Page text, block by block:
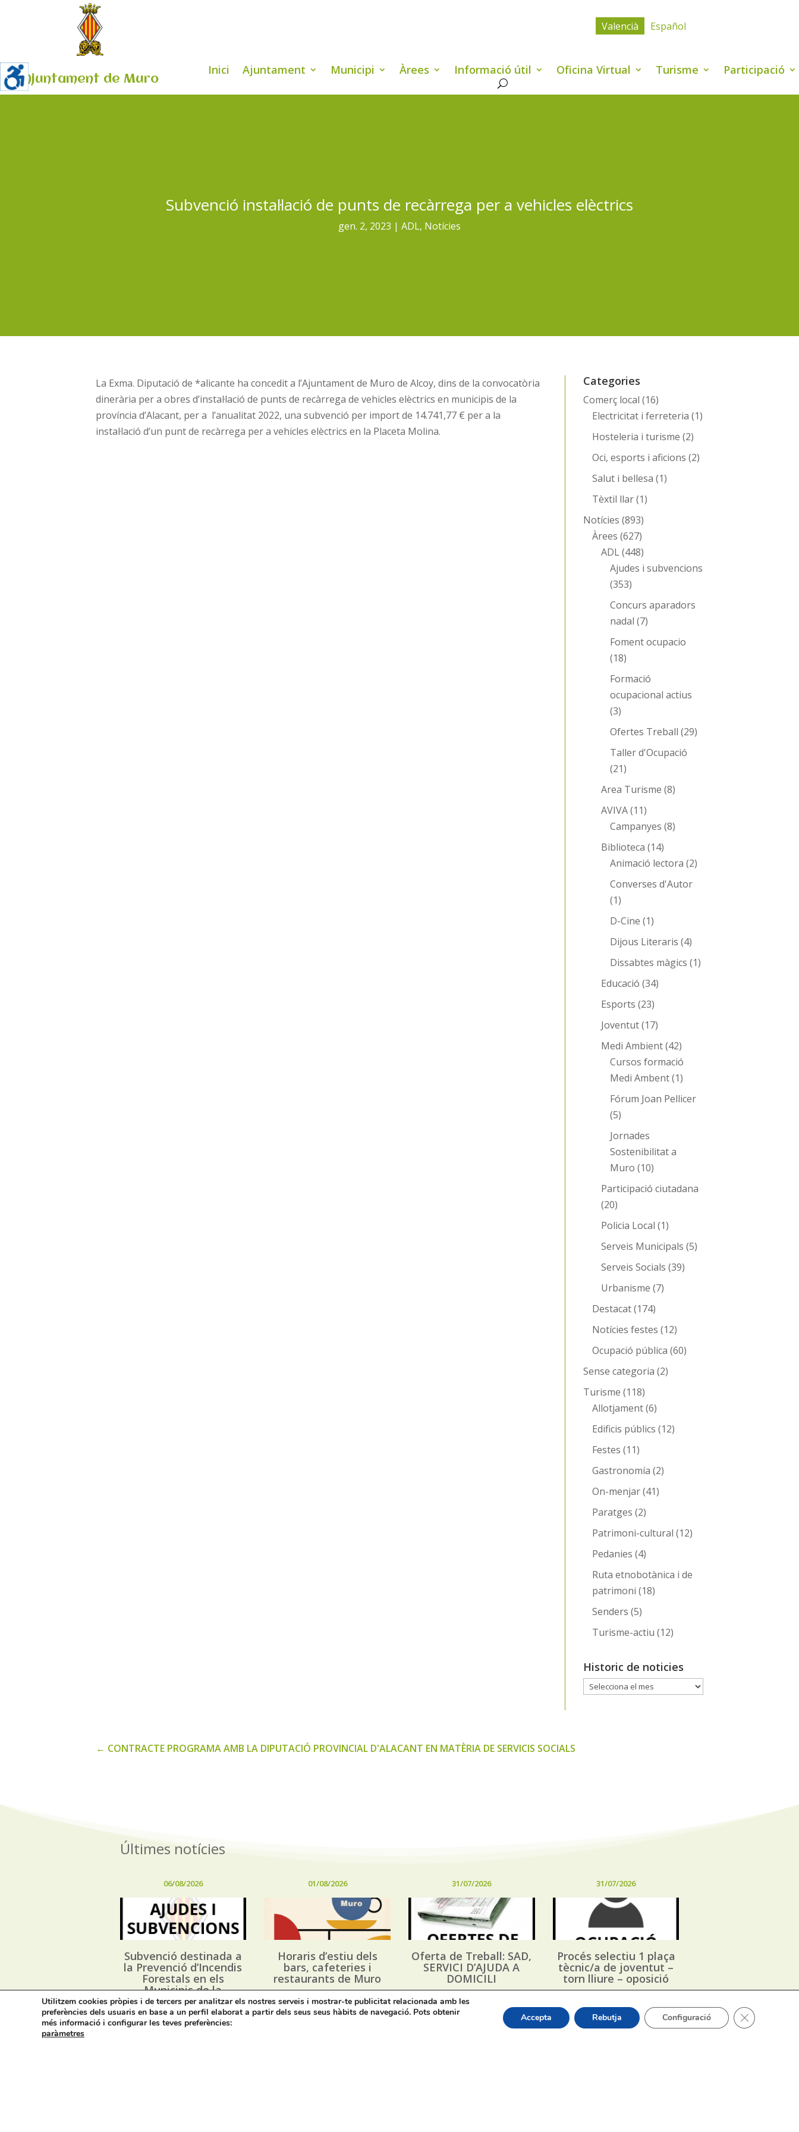
Ajuntament de Muro
Valencià Español
Inici Ajuntament Municipi Àrees Informació útil Oficina Virtual Turisme Participació
Subvenció instal·lació de punts de recàrrega per a vehicles elèctrics
gen. 2, 2023 ADL, Notícies
La Exma. Diputació de *alicante ha concedit a l’Ajuntament de Muro de Alcoy, dins de la convocatòria
dinerària per a obres d’instal·lació de punts de recàrrega de vehicles elèctrics en municipis de la
província d’Alacant, per a l’anualitat 2022, una subvenció per import de 14.741,77 € per a la
instal·lació d’un punt de recàrrega per a vehicles elèctrics en la Placeta Molina.
Categories
Comerç local (16)
Electricitat i ferreteria (1)
Hosteleria i turisme (2)
Oci, esports i aficions (2)
Salut i bellesa (1)
Tèxtil llar(1)
Notícies (893)
Àrees (627)
ADL(448)
Ajudes i subvencions
(353)
Concurs aparadors
nadal (7)
Foment ocupacio
(18)
Formació
ocupacional actius
(3)
Ofertes Treball (29)
Taller d'Ocupació
(21)
Area Turisme (8)
AVIVA(11)
Campanyes (8)
Biblioteca (14)
Animació lectora (2)
Converses d'Autor
(1)
D-Cine (1)
Dijous Literaris (4)
Dissabtes màgics (1)
Educació (34)
Esports (23)
Joventut(17)
Medi Ambient(42)
Cursos formació
Medi Ambent(1)
Fórum Joan Pellicer
(5)
Jornades
Sostenibilitat a
Muro (10)
Participació ciutadana
(20)
Policia Local (1)
Serveis Municipals (5)
Serveis Socials (39)
Urbanisme (7)
Destacat(174)
Notícies festes (12)
Ocupació pública (60)
Sense categoria (2)
Turisme (118)
Allotjament(6)
Edificis públics (12)
Festes (11)
Gastronomía (2)
On-menjar(41)
Paratges (2)
Patrimoni-cultural (12)
Pedanies (4)
Ruta etnobotànica i de
patrimoni (18)
Senders (5)
Turisme-actiu (12)
Historic de noticies
Historic
← CONTRACTE PROGRAMA AMB LA DIPUTACIÓ PROVINCIAL D'ALACANT EN MATÈRIA DE SERVICIS SOCIALS
Últimes notícies
06/08/2026
Subvenció destinada a
la Prevenció d’Incendis
Forestals en els
Municipis de la
Província d’Alacant, i
execució dels Plans
Locals de Prevenció
01/08/2026
Horaris d’estiu dels
bars, cafeteries i
restaurants de Muro
31/07/2026
Oferta de Treball: SAD,
SERVICI D’AJUDA A
DOMICILI
31/07/2026
Procés selectiu 1 plaça
tècnic/a de joventut –
torn lliure – oposició
Utilitzem cookies pròpies i de tercers per analitzar els nostres serveis i mostrar-te publicitat relacionada amb les
preferències dels usuaris en base a un perfil elaborat a partir dels seus seus hàbits de navegació. Pots obtenir
més informació i configurar les teves preferències:
paràmetres
Accepta Rebutja Configuració Tanca el